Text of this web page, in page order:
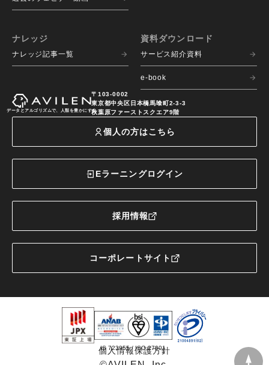
ナレッジ
ナレッジ記事一覧
資料ダウンロード
サービス紹介資料
e-book
データとアルゴリズムで、人類を豊かにする
〒103-0002
東京都中央区日本橋馬喰町2-3-3
秋葉原ファーストスクエア9階
個人の方はこちら
Eラーニングログイン
採用情報
コーポレートサイト
IS 723955 / ISO 27001
個人情報保護方針